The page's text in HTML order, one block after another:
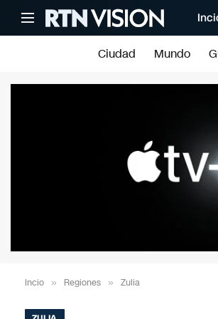
Ciudad Mundo
Incio » Regiones » Zulia